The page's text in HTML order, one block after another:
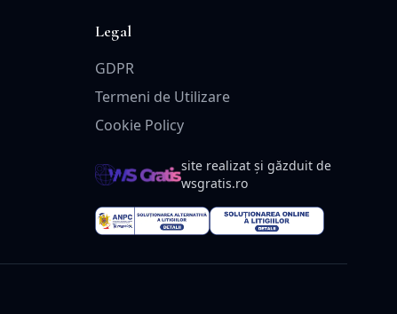
Legal
GDPR
Termeni de Utilizare
Cookie Policy
site realizat și găzduit de
wsgratis.ro